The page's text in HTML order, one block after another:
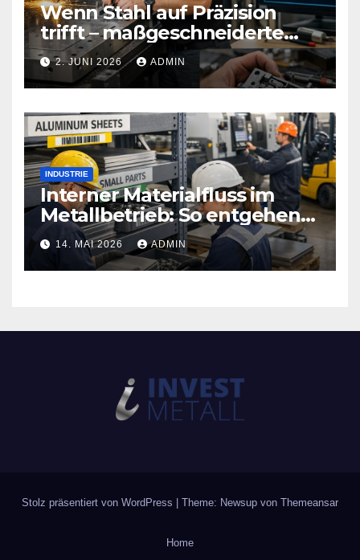
Wenn Stahl auf Präzision
trifft – maßgeschneiderte
Sicherheitstechnik, die Türen
neu definiert
2. JUNI 2026 ADMIN
INDUSTRIE
Interner Materialfluss im
Metallbetrieb: So entgehen
Sie teuren
Produktionsstopps
14. MAI 2026 ADMIN
Stolz präsentiert von WordPress Theme: Newsup von Themeansar
Home